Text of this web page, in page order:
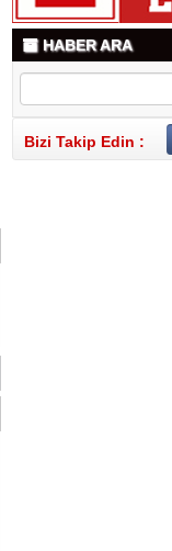
HABER ARA
Bizi Takip Edin :